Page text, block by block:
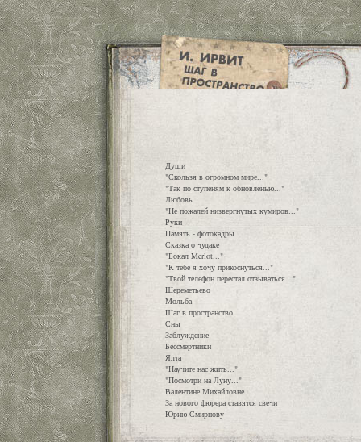
Души
"Скользя в огромном мире..."
"Так по ступеням к обновленью..."
Любовь
"Не пожалей низвергнутых кумиров..."
Руки
Память - фотокадры
Сказка о чудаке
"Бокал Merlot..."
"К тебе я хочу прикоснуться..."
"Твой телефон перестал отзываться..."
Шереметьево
Мольба
Шаг в пространство
Сны
Заблуждение
Бессмертники
Ялта
"Научите нас жить..."
"Посмотри на Луну..."
Валентине Михайловне
За нового фюрера ставятся свечи
Юрию Смирнову
Шаг в пространство